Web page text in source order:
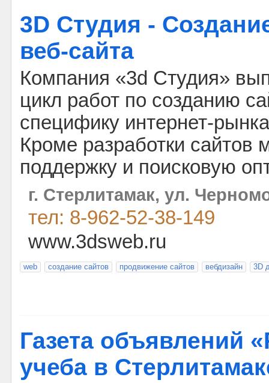
3D Студия -
веб-сайта
Компания «3d Студия»
цикл работ по созданию
специфику интернет-
Кроме разработки сайтов
поддержку и поисковую
г. Стерлитамак, ул.
тел: 8-962-52-38-149
www.3dsweb.ru
web создание сайтов продвижение сайтов вебдизайн 3D
Газета объявлений
учеба в